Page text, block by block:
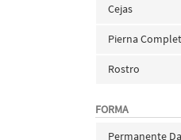
Cejas
Pierna
Rostro
FORMA
Permanente